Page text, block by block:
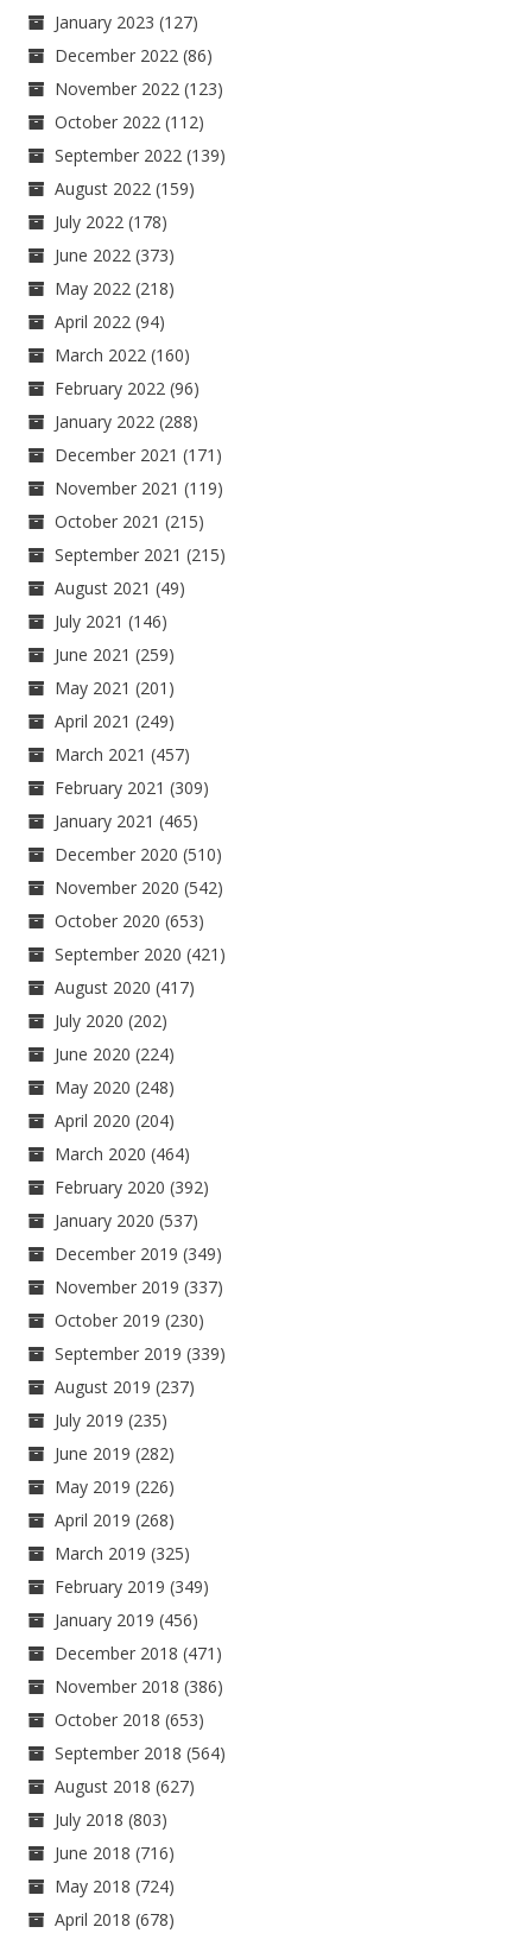
January 2023 (127)
December 2022 (86)
November 2022 (123)
October 2022 (112)
September 2022 (139)
August 2022 (159)
July 2022 (178)
June 2022 (373)
May 2022 (218)
April 2022 (94)
March 2022 (160)
February 2022 (96)
January 2022 (288)
December 2021 (171)
November 2021 (119)
October 2021 (215)
September 2021 (215)
August 2021 (49)
July 2021 (146)
June 2021 (259)
May 2021 (201)
April 2021 (249)
March 2021 (457)
February 2021 (309)
January 2021 (465)
December 2020 (510)
November 2020 (542)
October 2020 (653)
September 2020 (421)
August 2020 (417)
July 2020 (202)
June 2020 (224)
May 2020 (248)
April 2020 (204)
March 2020 (464)
February 2020 (392)
January 2020 (537)
December 2019 (349)
November 2019 (337)
October 2019 (230)
September 2019 (339)
August 2019 (237)
July 2019 (235)
June 2019 (282)
May 2019 (226)
April 2019 (268)
March 2019 (325)
February 2019 (349)
January 2019 (456)
December 2018 (471)
November 2018 (386)
October 2018 (653)
September 2018 (564)
August 2018 (627)
July 2018 (803)
June 2018 (716)
May 2018 (724)
April 2018 (678)